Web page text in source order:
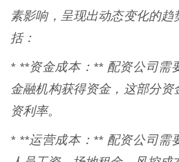
素影响，呈现出动态变化的
括：
* **资金成本：** 配资公司需
金融机构获得资金，这部分
资利率。
* **运营成本：** 配资公司需